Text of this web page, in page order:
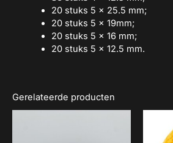
20 stuks 5 x 25.5 mm;
20 stuks 5 x 19mm;
20 stuks 5 x 16 mm;
20 stuks 5 x 12.5 mm.
Gerelateerde producten